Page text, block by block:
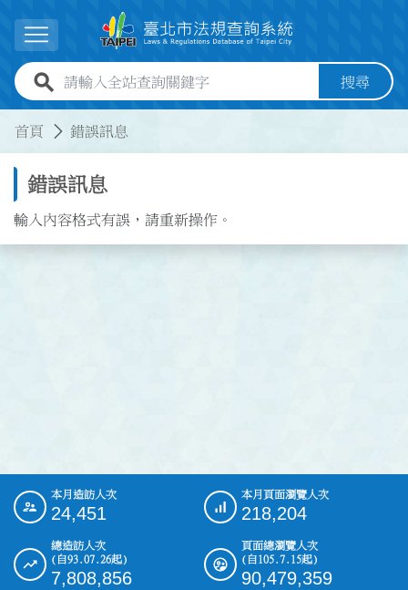
展開選單
全站查詢關鍵字欄位 搜尋
首頁 錯誤訊息
錯誤訊息
輸入內容格式有誤，請重新操作。
::: 本月造訪人次
24,451
本月頁面瀏覽人次
218,204
總造訪人次
(自93.07.26起)
7,808,856
頁面總瀏覽人次
(自105.7.15起)
90,479,359